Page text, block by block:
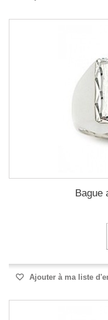
Bague
Ajouter à ma liste